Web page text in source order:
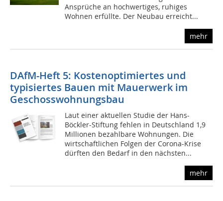
Ansprüche an hochwertiges, ruhiges
Wohnen erfüllte. Der Neubau erreicht...
mehr
DAfM-Heft 5: Kostenoptimiertes und
typisiertes Bauen mit Mauerwerk im
Geschosswohnungsbau
Laut einer aktuellen Studie der Hans-
Böckler-Stiftung fehlen in Deutschland 1,9
Millionen bezahlbare Wohnungen. Die
wirtschaftlichen Folgen der Corona-Krise
dürften den Bedarf in den nächsten...
mehr